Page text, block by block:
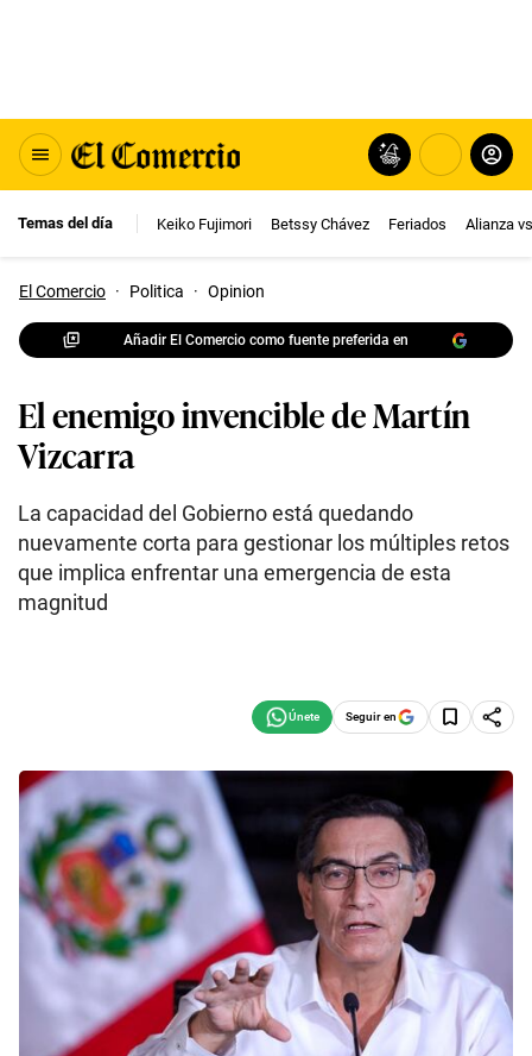
Temas del día Keiko Fujimori Betssy Chávez Feriados Alianza
El Comercio · Politica · Opinion
Añadir El Comercio como fuente preferida en
El enemigo invencible de Martín
Vizcarra
La capacidad del Gobierno está quedando
nuevamente corta para gestionar los múltiples retos
que implica enfrentar una emergencia de esta
magnitud
Seguir en